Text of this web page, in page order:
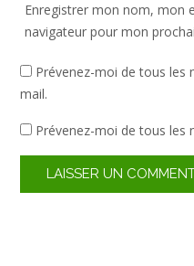
Enregistrer mon nom, mon
navigateur pour mon
Prévenez-moi de tous les
mail.
Prévenez-moi de tous les